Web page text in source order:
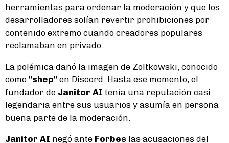
herramientas para ordenar la moderación y que los
desarrolladores solían revertir prohibiciones por
contenido extremo cuando creadores populares
reclamaban en privado.
La polémica dañó la imagen de Zoltkowski, conocido
como "shep" en Discord. Hasta ese momento, el
fundador de Janitor AI tenía una reputación casi
legendaria entre sus usuarios y asumía en persona
buena parte de la moderación.
Janitor AI negó ante Forbes las acusaciones del